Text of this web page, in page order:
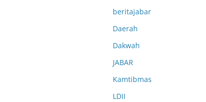
beritajabar
Daerah
Dakwah
JABAR
Kamtibmas
LDII